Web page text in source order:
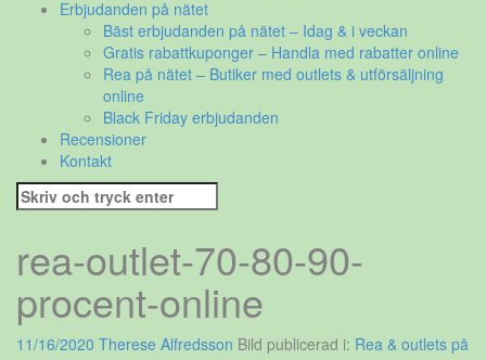
Erbjudanden på nätet
Bäst erbjudanden på nätet – Idag & i veckan
Gratis rabattkuponger – Handla med rabatter online
Rea på nätet – Butiker med outlets & utförsäljning
online
Black Friday erbjudanden
Recensioner
Kontakt
Sök
efter:
rea-outlet-70-80-90-
procent-online
11/16/2020 Therese Alfredsson Bild publicerad i: Rea & outlets på